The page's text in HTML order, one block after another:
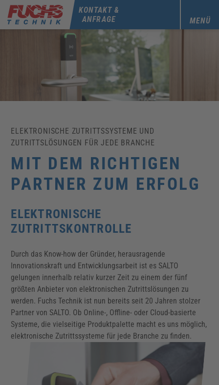
MENÜ
KONTAKT &
ANFRAGE
ELEKTRONISCHE ZUTRITTSSYSTEME UND
ZUTRITTSLÖSUNGEN FÜR JEDE BRANCHE
MIT DEM RICHTIGEN
PARTNER ZUM ERFOLG
ELEKTRONISCHE
ZUTRITTSKONTROLLE
Durch das Know-how der Gründer, herausragende
Innovationskraft und Entwicklungsarbeit ist es SALTO
gelungen innerhalb relativ kurzer Zeit zu einem der fünf
größten Anbieter von elektronischen Zutrittslösungen zu
werden. Fuchs Technik ist nun bereits seit 20 Jahren stolzer
Partner von SALTO. Ob Online-, Offline- oder Cloud-basierte
Systeme, die vielseitige Produktpalette macht es uns möglich,
elektronische Zutrittssysteme für jede Branche zu finden.